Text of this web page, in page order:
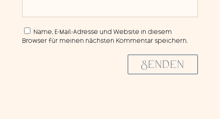
Name, E-Mail-Adresse und Website in diesem
Browser für meinen nächsten Kommentar speichern.
SENDEN